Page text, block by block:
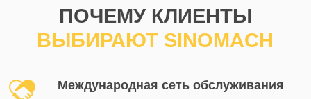
ПОЧЕМУ КЛИЕНТЫ
ВЫБИРАЮТ SINOMACH
Международная сеть обслуживания